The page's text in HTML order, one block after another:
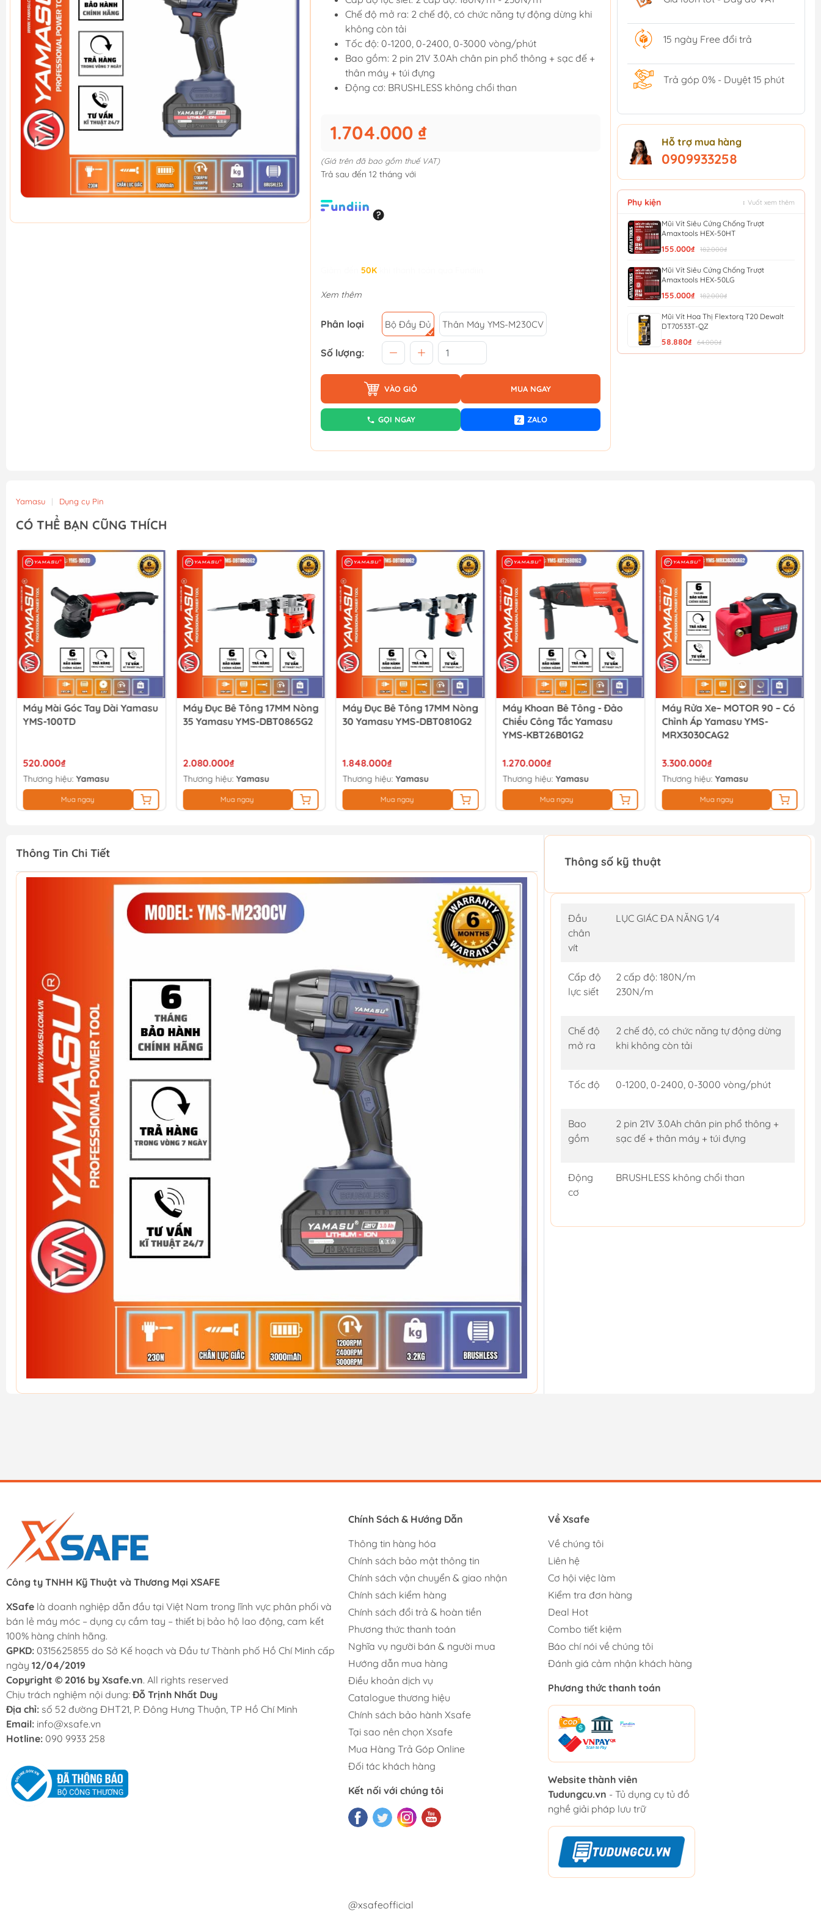
Chế độ mở ra: 2 chế độ, có chức năng tự động dừng khi
không còn tải
Tốc độ: 0-1200, 0-2400, 0-3000 vòng/phút
Bao gồm: 2 pin 21V 3.0Ah chân pin phổ thông + sạc đế +
thân máy + túi đựng
Động cơ: BRUSHLESS không chổi than
1.704.000 ₫
(Giá trên đã bao gồm thuế VAT)
Trả sau đến 12 tháng với
50K
Xem thêm
Phân loại Bộ Đầy Đủ Thân Máy YMS-M230CV
Số lượng:
VÀO GIỎ MUA NGAY
GỌI NGAY Z ZALO
15 ngày Free đổi trả
Trả góp 0% - Duyệt 15 phút
Hỗ trợ mua hàng
0909933258
Phụ kiện ↕ Vuốt xem thêm
Mũi Vít Siêu Cứng Chống Trượt
Amaxtools HEX-50HT
155.000₫ 182.000₫
Mũi Vít Siêu Cứng Chống Trượt
Amaxtools HEX-50LG
155.000₫ 182.000₫
Mũi Vít Hoa Thị Flextorq T20 Dewalt
DT70533T-QZ
58.880₫ 64.000₫
Yamasu | Dụng cụ Pin
CÓ THỂ BẠN CŨNG THÍCH
Máy Mài Góc Tay Dài Yamasu
YMS-100TD
520.000₫
Thương hiệu:Yamasu
Mua ngay
Máy Đục Bê Tông 17MM Nòng
35 Yamasu YMS-DBT0865G2
2.080.000₫
Thương hiệu:Yamasu
Mua ngay
Máy Đục Bê Tông 17MM Nòng
30 Yamasu YMS-DBT0810G2
1.848.000₫
Thương hiệu:Yamasu
Mua ngay
Máy Khoan Bê Tông - Đảo
Chiều Công Tắc Yamasu
YMS-KBT26B01G2
1.270.000₫
Thương hiệu:Yamasu
Mua ngay
Máy Rửa Xe– MOTOR 90 – Có
Chỉnh Áp Yamasu YMS-
MRX3030CAG2
3.300.000₫
Thương hiệu:Yamasu
Mua ngay
Thông Tin Chi Tiết
Thông số kỹ thuật
Đầu
chân
vít
LỤC GIÁC ĐA NĂNG 1/4
Cấp độ
lực siết
2 cấp độ: 180N/m
230N/m
Chế độ
mở ra
2 chế độ, có chức năng tự động dừng
khi không còn tải
Tốc độ 0-1200, 0-2400, 0-3000 vòng/phút
Bao
gồm
2 pin 21V 3.0Ah chân pin phổ thông +
sạc đế + thân máy + túi đựng
Động
cơ
BRUSHLESS không chổi than
Công ty TNHH Kỹ Thuật và Thương Mại XSAFE
XSafe là doanh nghiệp dẫn đầu tại Việt Nam trong lĩnh vực phân phối và
bán lẻ máy móc – dụng cụ cầm tay – thiết bị bảo hộ lao động, cam kết
100% hàng chính hãng.
GPKD: 0315625855 do Sở Kế hoạch và Đầu tư Thành phố Hồ Chí Minh cấp
ngày 12/04/2019
Copyright © 2016 by Xsafe.vn. All rights reserved
Chịu trách nghiệm nội dung: Đỗ Trịnh Nhất Duy
Địa chỉ: số 52 đường ĐHT21, P. Đông Hưng Thuận, TP Hồ Chí Minh
Email: info@xsafe.vn
Hotline: 090 9933 258
Chính Sách & Hướng Dẫn
Thông tin hàng hóa
Chính sách bảo mật thông tin
Chính sách vận chuyển & giao nhận
Chính sách kiểm hàng
Chính sách đổi trả & hoàn tiền
Phương thức thanh toán
Nghĩa vụ người bán & người mua
Hướng dẫn mua hàng
Điều khoản dịch vụ
Catalogue thương hiệu
Chính sách bảo hành Xsafe
Tại sao nên chọn Xsafe
Mua Hàng Trả Góp Online
Đối tác khách hàng
Kết nối với chúng tôi
Về Xsafe
Về chúng tôi
Liên hệ
Cơ hội việc làm
Kiểm tra đơn hàng
Deal Hot
Combo tiết kiệm
Báo chí nói về chúng tôi
Đánh giá cảm nhận khách hàng
Phương thức thanh toán
Website thành viên
Tudungcu.vn - Tủ dụng cụ tủ đồ
nghề giải pháp lưu trữ
@xsafeofficial